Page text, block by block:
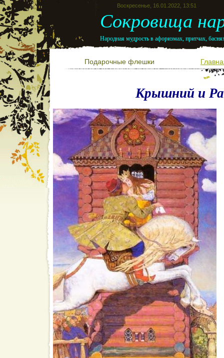
Воскресенье, 16.01.2022, 13:51
Сокровища
Народная мудрость в афоризмах, притчах,
Подарочные флешки
Крышний и